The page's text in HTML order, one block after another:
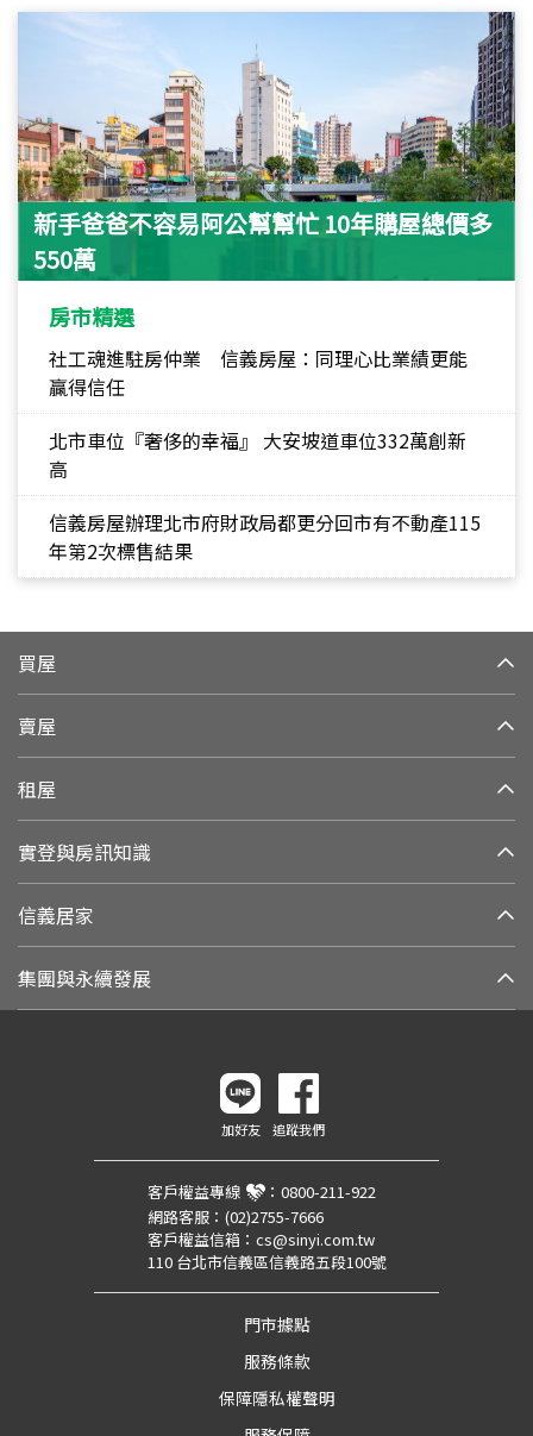
新手爸爸不容易阿公幫幫忙 10年購屋總價多
550萬
房市精選
社工魂進駐房仲業 信義房屋：同理心比業績更能
贏得信任
北市車位『奢侈的幸福』 大安坡道車位332萬創新
高
信義房屋辦理北市府財政局都更分回市有不動產115
年第2次標售結果
買屋
賣屋
租屋
實登與房訊知識
信義居家
集團與永續發展
加好友 追蹤我們
客戶權益專線 ： 0800-211-922
網路客服： (02)2755-7666
客戶權益信箱： cs@sinyi.com.tw
110 台北市信義區信義路五段100號
門市據點
服務條款
保障隱私權聲明